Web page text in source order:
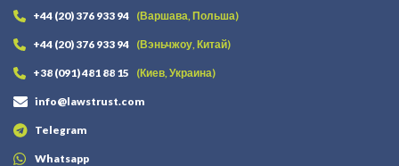
+44 (20) 376 933 94 (Варшава, Польша)
+44 (20) 376 933 94 (Вэньчжоу, Китай)
+38 (091) 481 88 15 (Киев, Украина)
info@lawstrust.com
Telegram
Whatsapp